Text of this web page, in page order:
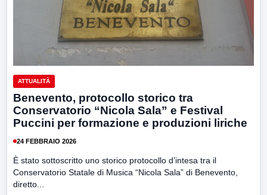
ATTUALITÀ
Benevento, protocollo storico tra
Conservatorio “Nicola Sala” e Festival
Puccini per formazione e produzioni liriche
24 FEBBRAIO 2026
È stato sottoscritto uno storico protocollo d’intesa tra il
Conservatorio Statale di Musica “Nicola Sala” di Benevento,
diretto...